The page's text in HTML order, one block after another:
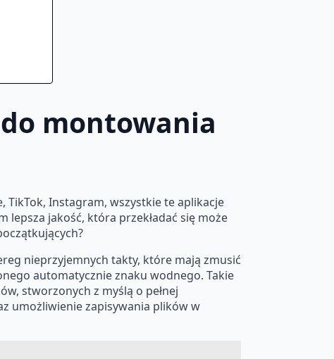
montowania
TikTok, Instagram, wszystkie te aplikacje
jakość, która przekładać się może
nieprzyjemnych takty, które mają zmusić
automatycznie znaku wodnego. Takie
stworzonych z myślą o pełnej
umożliwienie zapisywania plików w